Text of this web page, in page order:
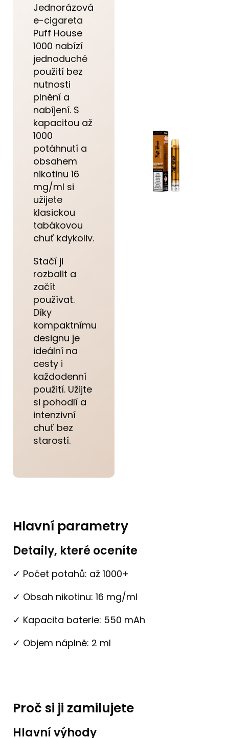
Jednorázová
e-cigareta
Puff House
1000 nabízí
jednoduché
použití bez
nutnosti
plnění a
nabíjení. S
kapacitou až
1000
potáhnutí a
obsahem
nikotinu 16
mg/ml si
užijete
klasickou
tabákovou
chuť kdykoliv.
Stačí ji
rozbalit a
začít
používat.
Díky
kompaktnímu
designu je
ideální na
cesty i
každodenní
použití. Užijte
si pohodlí a
intenzivní
chuť bez
starostí.
Hlavní parametry
Detaily, které oceníte
✓ Počet potahů: až 1000+
✓ Obsah nikotinu: 16 mg/ml
✓ Kapacita baterie: 550 mAh
✓ Objem náplně: 2 ml
Proč si ji zamilujete
Hlavní výhody